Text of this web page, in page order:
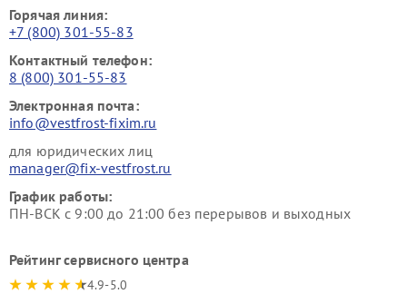
Горячая линия:
+7 (800) 301-55-83
Контактный телефон:
8 (800) 301-55-83
Электронная почта:
info@vestfrost-fixim.ru
для юридических лиц
manager@fix-vestfrost.ru
График работы:
ПН-ВСК с 9:00 до 21:00 без перерывов и выходных
Рейтинг сервисного центра
4.9-5.0